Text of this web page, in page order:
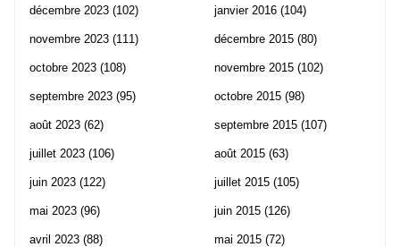
décembre 2023 (102)
novembre 2023 (111)
octobre 2023 (108)
septembre 2023 (95)
août 2023 (62)
juillet 2023 (106)
juin 2023 (122)
mai 2023 (96)
avril 2023 (88)
janvier 2016 (104)
décembre 2015 (80)
novembre 2015 (102)
octobre 2015 (98)
septembre 2015 (107)
août 2015 (63)
juillet 2015 (105)
juin 2015 (126)
mai 2015 (72)